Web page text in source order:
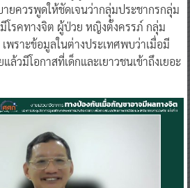
ยควรพูดให้ชัดเจนว่ากลุ่มประชากรกลุ่ม
โรคทางจิต ผู้ป่วย หญิงตั้งครรภ์ กลุ่ม
พราะข้อมูลในต่างประเทศพบว่าเมื่อมี
วมีโอกาสที่เด็กและเยาวชนเข้าถึงเยอะ